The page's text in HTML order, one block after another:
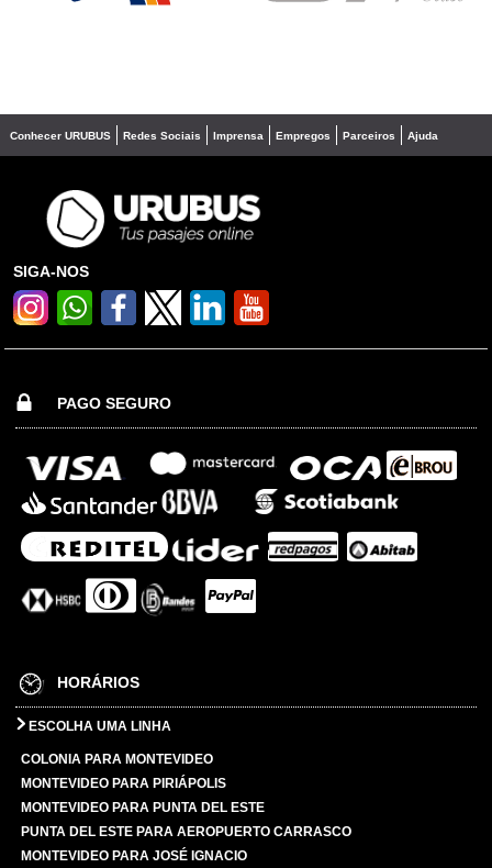
Conhecer URUBUS Redes Sociais Imprensa Empregos Parceiros Ajuda
SIGA-NOS
PAGO SEGURO
HORÁRIOS
ESCOLHA UMA LINHA
COLONIA PARA MONTEVIDEO
MONTEVIDEO PARA PIRIÁPOLIS
MONTEVIDEO PARA PUNTA DEL ESTE
PUNTA DEL ESTE PARA AEROPUERTO CARRASCO
MONTEVIDEO PARA JOSÉ IGNACIO